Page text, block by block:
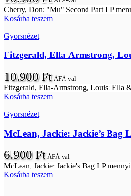
Cherry, Don: "Mu" Second Part LP
Kosárba teszem
Gyorsnézet
Fitzgerald, Ella-Armstrong,
10.900Ft ÁFÁ-val
Fitzgerald, Ella-Armstrong, Louis: Ella
Kosárba teszem
Gyorsnézet
McLean, Jackie: Jackie’s Bag
6.900Ft ÁFÁ-val
McLean, Jackie: Jackie's Bag LP
Kosárba teszem